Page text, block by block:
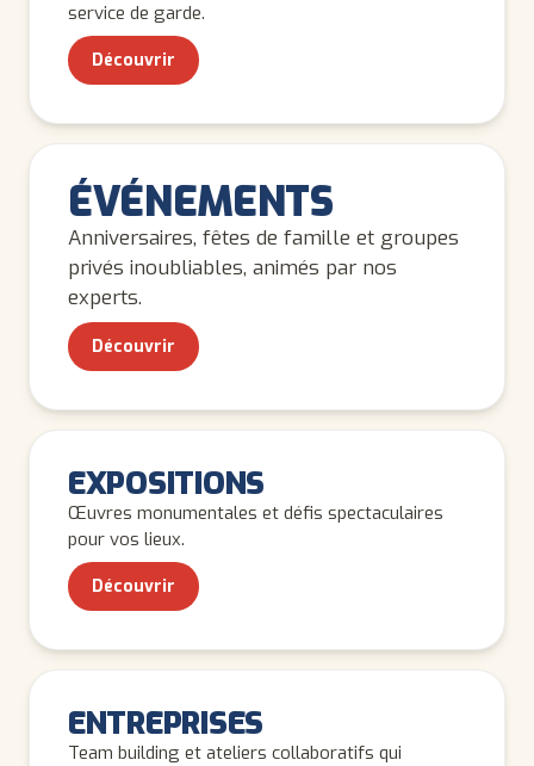
service de garde.
Découvrir
TOUS LES ÂGES
ÉVÉNEMENTS
Anniversaires, fêtes de famille et groupes
privés inoubliables, animés par nos
experts.
Découvrir
EXPOSITIONS
Œuvres monumentales et défis spectaculaires
pour vos lieux.
Découvrir
ENTREPRISES
Team building et ateliers collaboratifs qui